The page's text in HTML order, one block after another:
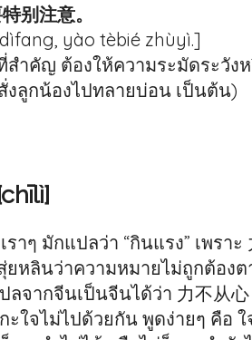
别注意。
yào tèbié zhùyì.]
ำคัญ ต้องให้ความระมัดระวัง
ลูกน้องไปทลายบ่อน เป็นต้น)
าๆ มักแปลว่า “กินแรง” เพราะ
หลินว่าความหมายไม่ถูกต้อง
ลจากจีนเป็นจีนได้ว่า 力不从
ะใจไม่ไปด้วยกัน พูดง่ายๆ คือ